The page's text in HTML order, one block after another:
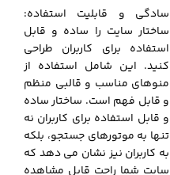
سادگی و قابلیت استفاده:
ساختار سایت را ساده و قابل
استفاده برای کاربران طراحی
کنید. این شامل استفاده از
منوهای مناسب و قالبی منظم
و قابل فهم است. ساختار ساده
و قابل استفاده برای کاربران نه
تنها به موتورهای جستجو، بلکه
به کاربران نیز نشان می دهد که
سایت شما راحت قابل مشاهده